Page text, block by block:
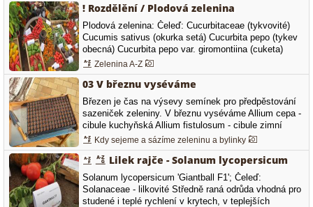
! Rozdělění / Plodová zelenina
Plodová zelenina: Čeleď: Cucurbitaceae (tykvovité)
Cucumis sativus (okurka setá) Cucurbita pepo (tykev
obecná) Cucurbita pepo var. giromontiina (cuketa)
Cucurbita pepo var. patissonia (patizon) Cucurbita pepo
var. olleifera (tykev olejná) Cucurbita maxima (tykev
velkoplodá) Cucurbita moschata (tykev muškátová)
Cucurbita ficifolia (tykev fíkolistá)…
Zelenina A-Z
03 V březnu vyséváme
Březen je čas na výsevy semínek pro předpěstování
sazeniček zeleniny. V březnu vyséváme Allium cepa -
cibule kuchyňská Allium fistulosum - cibule zimní
Allium cepa - cibule kuchyňská Allium cepa - cibule
kuchyňská 'Všetana' Allium cepa - cibule kuchyňská
'Štutgartská' Allium porrum - pór zahradní Allium
porrum - pór zahradní…
Kdy sejeme a sázíme zeleninu a bylinky
Lilek rajče - Solanum lycopersicum
Solanum lycopersicum 'Giantball F1'; Čeleď:
Solanaceae - lilkovité Středně raná odrůda vhodná pro
studené i teplé rychlení v krytech, v teplejších